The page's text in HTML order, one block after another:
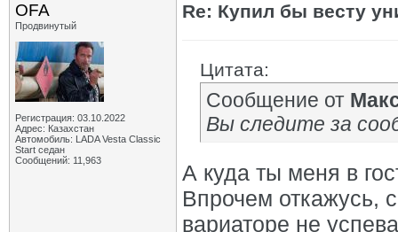
OFA
Продвинутый
Регистрация: 03.10.2022
Адрес: Казахстан
Автомобиль: LADA Vesta Classic
Start седан
Сообщений: 11,963
Re: Купил бы весту
Цитата:
Сообщение от
Вы следите за
А куда ты меня в
Впрочем откажусь,
вариаторе не